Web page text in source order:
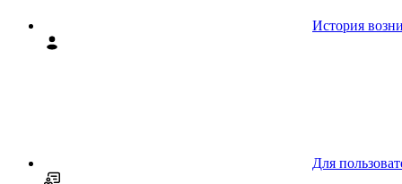
История
Для